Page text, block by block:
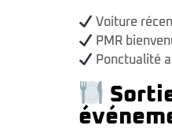
Voiture
PMR
Ponctualité